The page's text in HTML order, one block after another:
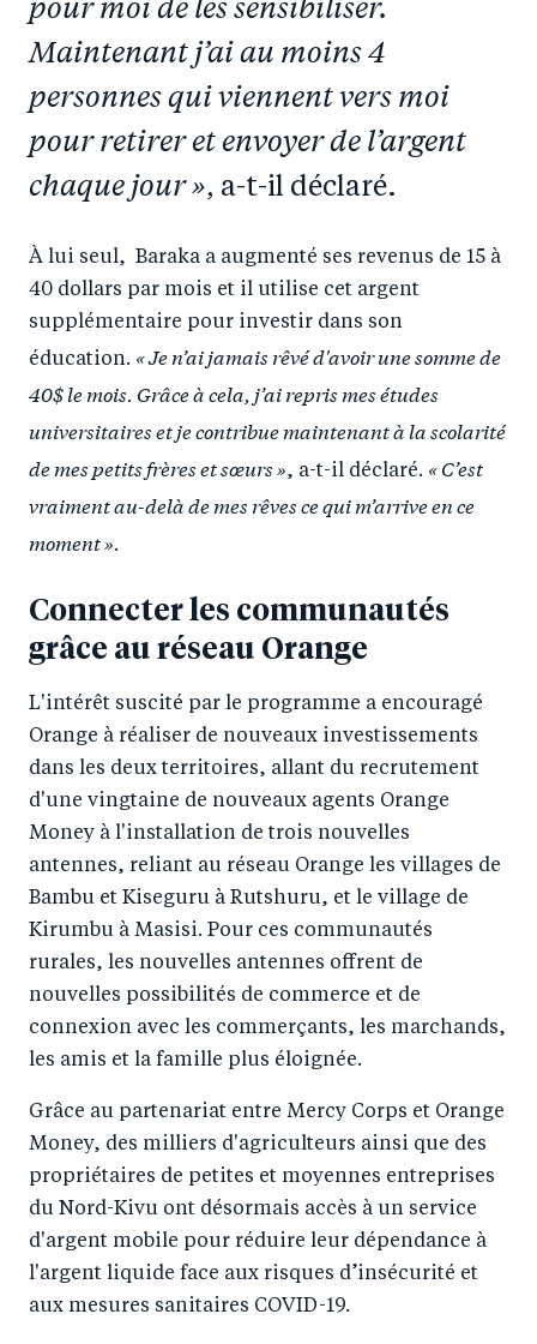
Maintenant j’ai au moins 4
personnes qui viennent vers moi
pour retirer et envoyer de l’argent
chaque jour », a-t-il déclaré.
À lui seul, Baraka a augmenté ses revenus de 15 à
40 dollars par mois et il utilise cet argent
supplémentaire pour investir dans son
éducation. « Je n’ai jamais rêvé d'avoir une somme de
40$ le mois. Grâce à cela, j’ai repris mes études
universitaires et je contribue maintenant à la scolarité
de mes petits frères et sœurs », a-t-il déclaré. « C’est
vraiment au-delà de mes rêves ce qui m’arrive en ce
moment ».
Connecter les communautés
grâce au réseau Orange
L'intérêt suscité par le programme a encouragé
Orange à réaliser de nouveaux investissements
dans les deux territoires, allant du recrutement
d'une vingtaine de nouveaux agents Orange
Money à l'installation de trois nouvelles
antennes, reliant au réseau Orange les villages de
Bambu et Kiseguru à Rutshuru, et le village de
Kirumbu à Masisi. Pour ces communautés
rurales, les nouvelles antennes offrent de
nouvelles possibilités de commerce et de
connexion avec les commerçants, les marchands,
les amis et la famille plus éloignée.
Grâce au partenariat entre Mercy Corps et Orange
Money, des milliers d'agriculteurs ainsi que des
propriétaires de petites et moyennes entreprises
du Nord-Kivu ont désormais accès à un service
d'argent mobile pour réduire leur dépendance à
l'argent liquide face aux risques d’insécurité et
aux mesures sanitaires COVID-19.